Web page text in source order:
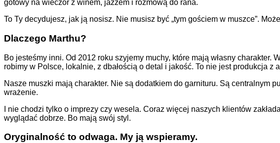
gotowy na wieczór z winem, jazzem i rozmową do rana.
To Ty decydujesz, jak ją nosisz. Nie musisz być „tym gościem w muszce”.
Dlaczego Marthu?
Bo jesteśmy inni. Od 2012 roku szyjemy muchy, które mają własny
robimy w Polsce, lokalnie, z dbałością o detal i jakość. To nie jest produkcja z
Nasze muszki mają charakter. Nie są dodatkiem do garnituru. Są centralnym
wrażenie.
I nie chodzi tylko o imprezy czy wesela. Coraz więcej naszych klientów
wyglądać dobrze. Bo mają swój styl.
Oryginalność to odwaga. My ją wspieramy.